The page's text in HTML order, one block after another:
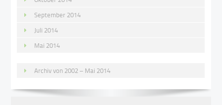
September 2014
Juli 2014
Mai 2014
Archiv von 2002 – Mai 2014